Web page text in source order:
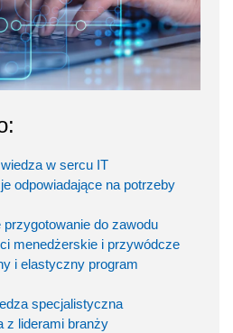
w sercu IT
odpowiadające na potrzeby
do zawodu
menedżerskie i przywódcze
i elastyczny program
specjalistyczna
z liderami branży